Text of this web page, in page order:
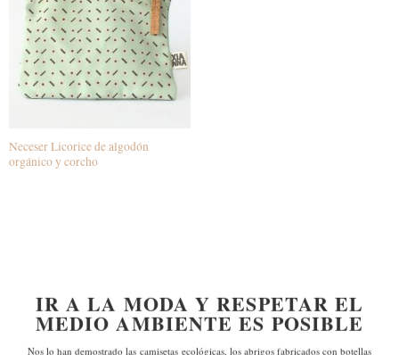
Neceser Licorice de algodón
orgánico y corcho
IR A LA MODA Y RESPETAR EL
MEDIO AMBIENTE ES POSIBLE
Nos lo han demostrado las camisetas ecológicas, los abrigos fabricados con botellas